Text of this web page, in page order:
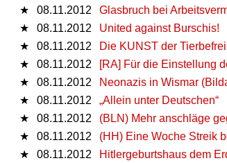
★
08.11.2012
Glasbruch bei
★
08.11.2012
United against Burschis!
★
08.11.2012
Die KUNST der
★
08.11.2012
[RA] Für die Einstellung
★
08.11.2012
Neonazis in Wismar
★
08.11.2012
„Allein unter Deutschen“
★
08.11.2012
(BLN) Mehr anschläge
★
08.11.2012
(HH) Eine Woche Streik
★
08.11.2012
Hitlergeburtshaus dem